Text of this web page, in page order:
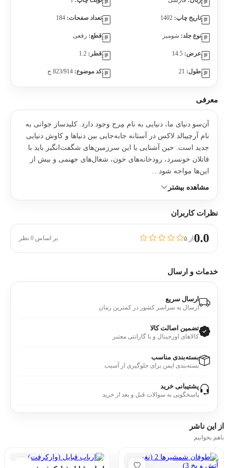
تاریخ چاپ: 1402 تعداد صفحات: 184
نوع جلد: شومیز قطع: رقعی
عرض: 14.5 قطر: 1.2
طول: 21 کد موضوع: 823/914 ج
معرفی
آن‌سو دنیای ما، دنیایی به نام مِرج وجود دارد. کلیدساز جوانی به
نام آرچیبالد لاکس در آستانه جابه‌جایی بین دنیاها و کاوش دنیایی
جدید است. حین آشنایی با این سرزمین‌های شگفت‌انگیز باید با
قاتلان خونسرد، رودخانه‌های خون، شغال‌های جهنمی و بیش از
این‌ها مواجه شود…
مشاهده بیشتر
نظرات کاربران
0.0از ۵ بر اساس 0 نظر
خدمات و ارسال
ارسال سریع
ارسال به سراسر کشور در کمترین زمان
تضمین اصالت کالا
کالاهای اورجینال و با گارانتی معتبر
بسته‌بندی مناسب
بسته‌بندی ایمن برای جلوگیری از آسیب
پشتیبانی خرید
پاسخگویی به سوالات قبل و بعد از خرید
از این ناشر
باهم بخوانیم